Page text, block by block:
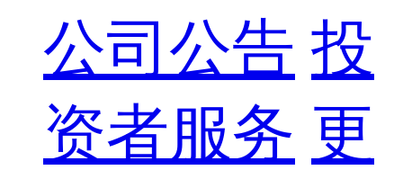
公司公告 投
资者服务 更